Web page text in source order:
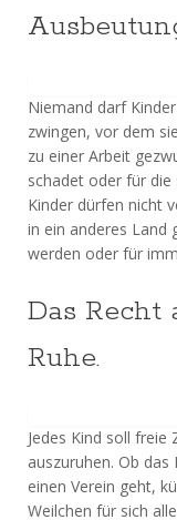
Niemand darf
zwingen, vor dem
zu einer Arbeit
schadet oder für die
Kinder dürfen nicht
in ein anderes Land
werden oder für
Das Recht
Ruhe.
Jedes Kind soll freie
auszuruhen. Ob
einen Verein geht,
Weilchen für sich